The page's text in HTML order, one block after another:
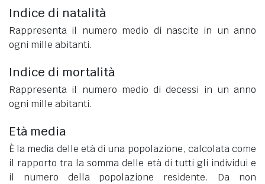
Indice di natalità
Rappresenta il numero medio di nascite in un anno
ogni mille abitanti.
Indice di mortalità
Rappresenta il numero medio di decessi in un anno
ogni mille abitanti.
Età media
È la media delle età di una popolazione, calcolata come
il rapporto tra la somma delle età di tutti gli individui e
il numero della popolazione residente. Da non